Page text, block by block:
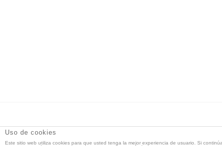
DT Espacio Escénico- Calle de la Reina, 9 28004 Madrid -
Uso de cookies
Este sitio web utiliza cookies para que usted tenga la mejor experiencia de usuario. Si